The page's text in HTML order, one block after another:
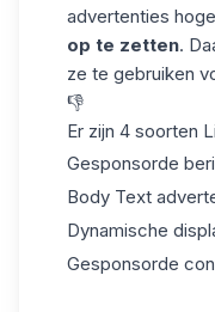
advertenties hoge
op te zetten.
ze te gebruiken
👎
Er zijn 4 soorten
Gesponsorde
Body Text
Dynamische
Gesponsorde